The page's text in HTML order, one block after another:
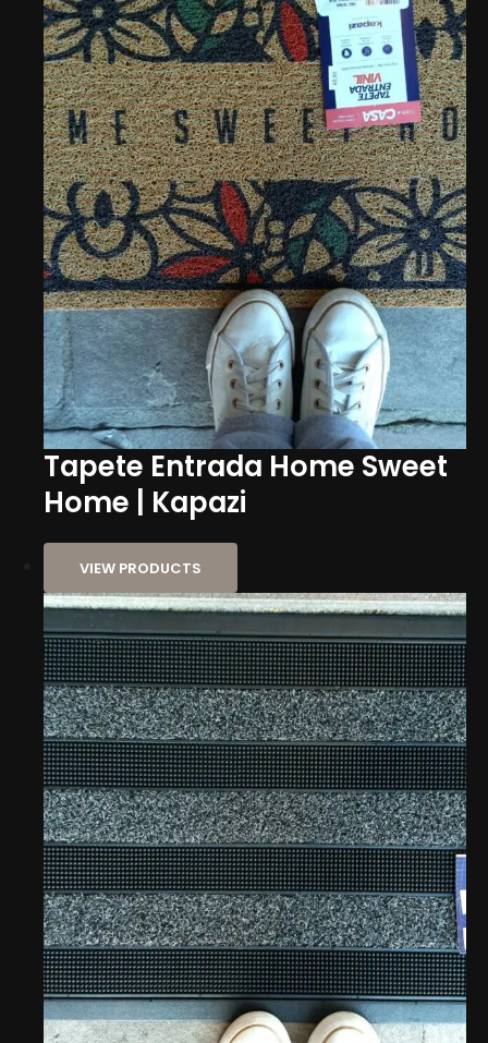
Tapete Entrada Home Sweet
Home | Kapazi
VIEW PRODUCTS